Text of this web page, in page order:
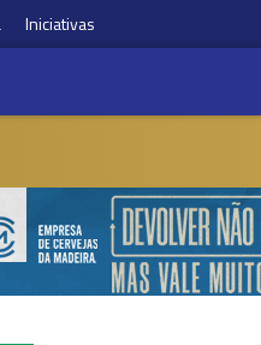
Iniciativas